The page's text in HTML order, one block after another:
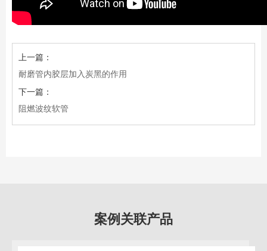
上一篇：
耐磨管内胶层加入炭黑的作用
下一篇：
阻燃波纹软管
案例关联产品